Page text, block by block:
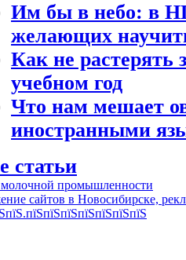
Им бы в небо: в
желающих
Как не растерять
учебном год
Что нам мешает
иностранными
статьи
сайтов в Новосибирске,